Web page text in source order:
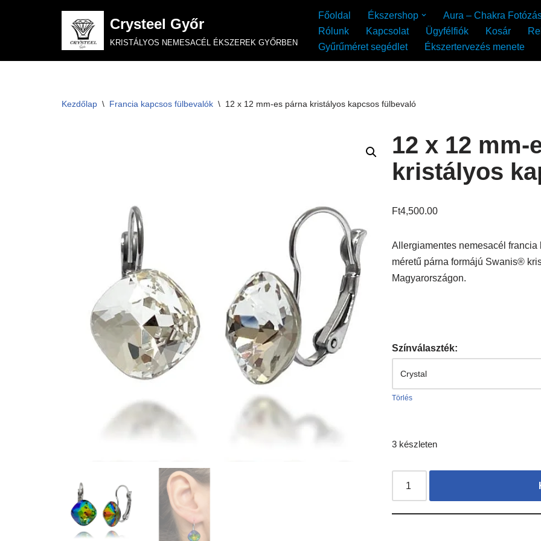
Crysteel Győr
KRISTÁLYOS NEMESACÉL ÉKSZEREK GYŐRBEN
Főoldal Ékszershop Aura – Chakra
Rólunk
Kapcsolat Ügyfélfiók Kosár
Gyűrűméret segédlet
Ékszertervezés menete
Kezdőlap \ Francia kapcsos fülbevalók \ 12 x 12 mm-es párna kristályos kapcsos fülbevaló
12 x 12 mm-
kristályos
Ft4,500.00
Allergiamentes nemesacél
méretű párna formájú Swanis®
Magyarországon.
Színválaszték:
Törlés
3 készleten